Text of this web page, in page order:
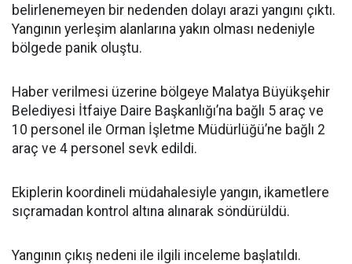
belirlenemeyen bir nedenden dolayı arazi yangını çıktı.
Yangının yerleşim alanlarına yakın olması nedeniyle
bölgede panik oluştu.
Haber verilmesi üzerine bölgeye Malatya Büyükşehir
Belediyesi İtfaiye Daire Başkanlığı’na bağlı 5 araç ve
10 personel ile Orman İşletme Müdürlüğü’ne bağlı 2
araç ve 4 personel sevk edildi.
Ekiplerin koordineli müdahalesiyle yangın, ikametlere
sıçramadan kontrol altına alınarak söndürüldü.
Yangının çıkış nedeni ile ilgili inceleme başlatıldı.